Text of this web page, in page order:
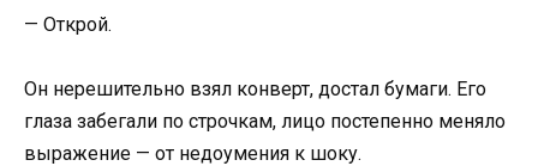
— Открой.
Он нерешительно взял конверт, достал бумаги. Его
глаза забегали по строчкам, лицо постепенно меняло
выражение — от недоумения к шоку.